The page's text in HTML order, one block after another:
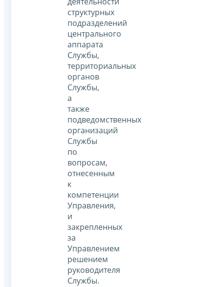
структурных
подразделений
центрального
аппарата
Службы,
территориальных
органов
Службы,
а
также
подведомственных
организаций
Службы
по
вопросам,
отнесенным
к
компетенции
Управления,
и
закрепленных
за
Управлением
решением
руководителя
Службы.